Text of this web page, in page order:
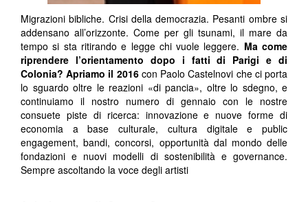
Migrazioni bibliche. Crisi della democrazia. Pesanti ombre si
addensano all’orizzonte. Come per gli tsunami, il mare da
tempo si sta ritirando e legge chi vuole leggere. Ma come
riprendere l’orientamento dopo i fatti di Parigi e di
Colonia? Apriamo il 2016con Paolo Castelnovi che ci porta
lo sguardo oltre le reazioni «di pancia», oltre lo sdegno, e
continuiamo il nostro numero di gennaio con le nostre
consuete piste di ricerca: innovazione e nuove forme di
economia a base culturale, cultura digitale e public
engagement, bandi, concorsi, opportunità dal mondo delle
fondazioni e nuovi modelli di sostenibilità e governance.
Sempre ascoltando la voce degli artisti